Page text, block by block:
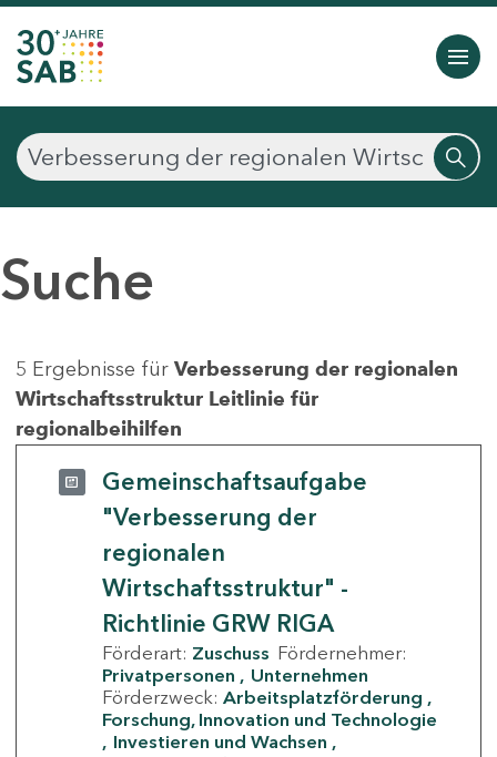
Suche
5 Ergebnisse für Verbesserung der regionalen
Wirtschaftsstruktur Leitlinie für
regionalbeihilfen
Gemeinschaftsaufgabe
"Verbesserung der
regionalen
Wirtschaftsstruktur" -
Richtlinie GRW RIGA
Förderart: Zuschuss Fördernehmer:
Privatpersonen
Unternehmen
Förderzweck: Arbeitsplatzförderung
Forschung, Innovation und Technologie
Investieren und Wachsen